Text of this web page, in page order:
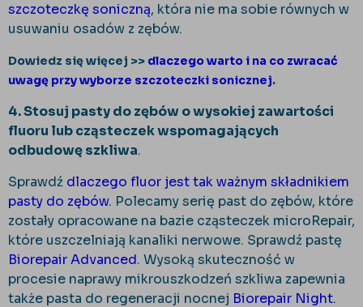
szczoteczkę soniczną, która nie ma sobie równych w
usuwaniu osadów z zębów.
Dowiedz się więcej >> dlaczego warto i na co zwracać
uwagę przy wyborze szczoteczki sonicznej.
4. Stosuj pasty do zębów o wysokiej zawartości
fluoru lub cząsteczek wspomagających
odbudowę szkliwa.
Sprawdź dlaczego fluor jest tak ważnym składnikiem
pasty do zębów. Polecamy serię past do zębów, które
zostały opracowane na bazie cząsteczek microRepair,
które uszczelniają kanaliki nerwowe. Sprawdź pastę
Biorepair Advanced. Wysoką skuteczność w
procesie naprawy mikrouszkodzeń szkliwa zapewnia
także pasta do regeneracji nocnej Biorepair Night.